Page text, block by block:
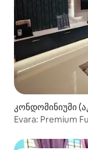
კონდომინიუმი
Evara: Premium